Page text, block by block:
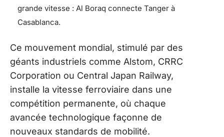
grande vitesse : Al Boraq connecte Tanger à
Casablanca.
Ce mouvement mondial, stimulé par des
géants industriels comme Alstom, CRRC
Corporation ou Central Japan Railway,
installe la vitesse ferroviaire dans une
compétition permanente, où chaque
avancée technologique façonne de
nouveaux standards de mobilité.